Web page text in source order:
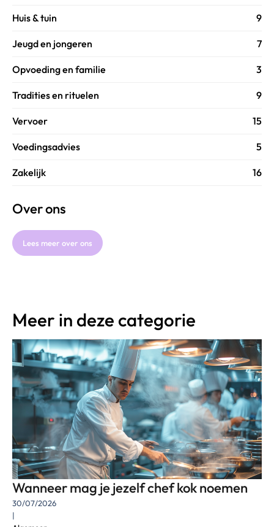
Huis & tuin 9
Jeugd en jongeren 7
Opvoeding en familie 3
Tradities en rituelen 9
Vervoer 15
Voedingsadvies 5
Zakelijk 16
Over ons
Lees meer over ons
Meer in deze categorie
Wanneer mag je jezelf chef kok noemen
30/07/2026
|